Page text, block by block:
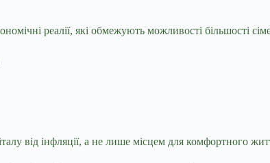
реалії, які обмежують можливості більшості
від інфляції, а не лише місцем для комфортного